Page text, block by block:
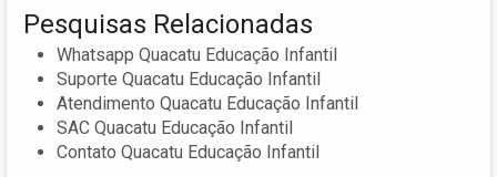
Pesquisas Relacionadas
Whatsapp Quacatu Educação Infantil
Suporte Quacatu Educação Infantil
Atendimento Quacatu Educação Infantil
SAC Quacatu Educação Infantil
Contato Quacatu Educação Infantil